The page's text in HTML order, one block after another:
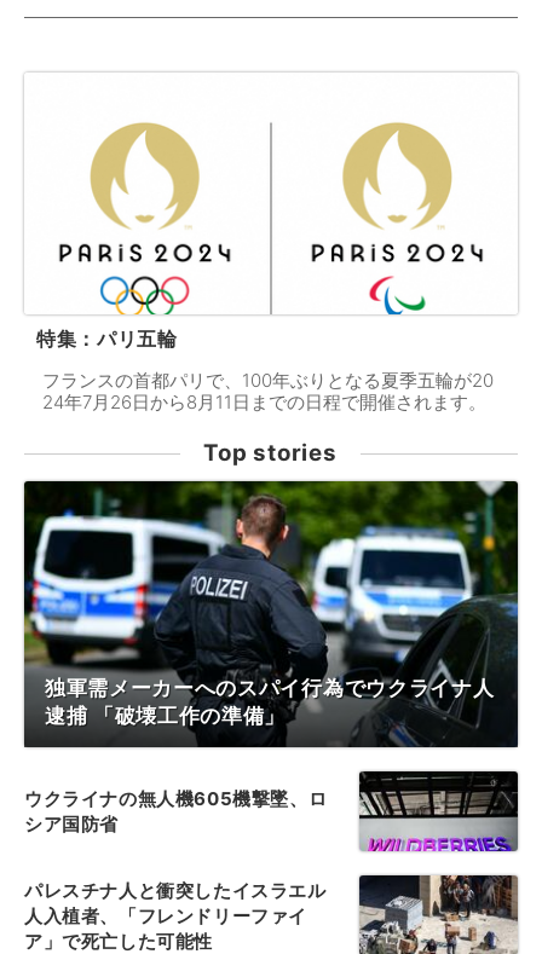
特集：パリ五輪
フランスの首都パリで、100年ぶりとなる夏季五輪が20
24年7月26日から8月11日までの日程で開催されます。
Top stories
独軍需メーカーへのスパイ行為でウクライナ人
逮捕 「破壊工作の準備」
ウクライナの無人機605機撃墜、ロ
シア国防省
パレスチナ人と衝突したイスラエル
人入植者、「フレンドリーファイ
ア」で死亡した可能性